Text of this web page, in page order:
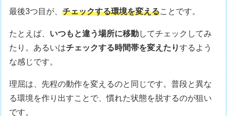
最後3つ目が、チェックする環境を変えることです。
たとえば、 いつもと違う場所に移動してチェックしてみ
たり。あるいはチェックする時間帯を変えたりするよう
な感じです。
理屈は、先程の動作を変えるのと同じです。普段と異な
る環境を作り出すことで、慣れた状態を脱するのが狙い
です。